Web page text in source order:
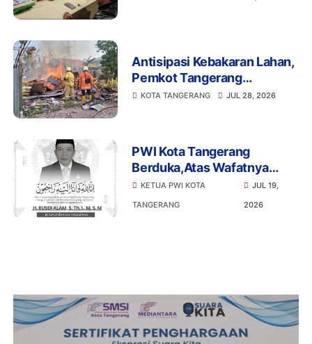
Antisipasi Kebakaran Lahan,
Pemkot Tangerang
Perintahkan RT/RW Giatkan
KOTA TANGERANG JUL 28, 2026
PWI Kota Tangerang
Berduka,Atas Wafatnya
Ketua DPRD Kota Tangerang
Bang Rusdi
KETUA PWI KOTA
TANGERANG
JUL 19,
2026